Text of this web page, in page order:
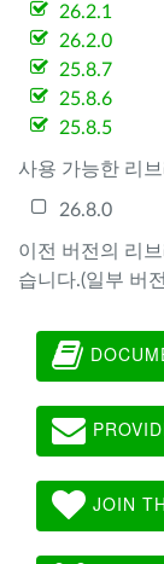
26.2.1
26.2.0
25.8.7
25.8.6
25.8.5
사용 가능한 리
26.8.0
이전 버전의 리
습니다.(일부 버
JOIN